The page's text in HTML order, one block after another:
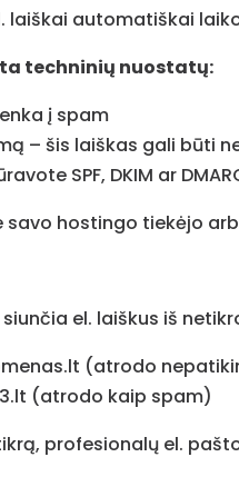
laiškai automatiškai
techninių nuostatų:
į spam
– šis laiškas gali būti
SPF, DKIM ar
savo hostingo tiekėjo
el. laiškus iš
(atrodo
(atrodo kaip spam)
profesionalų el.